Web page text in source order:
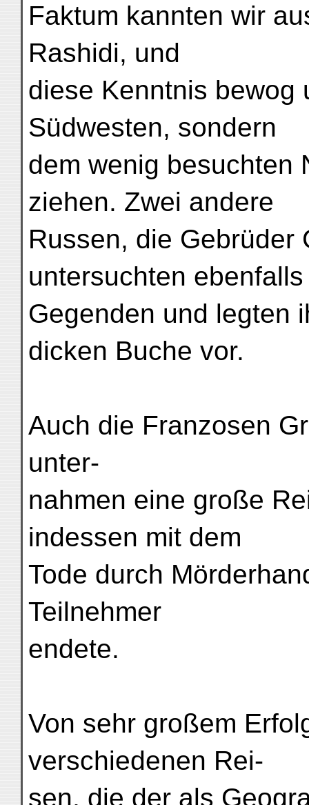
Faktum kannten wir
Rashidi, und
diese Kenntnis bewog
Südwesten, sondern
dem wenig besuchten
ziehen. Zwei andere
Russen, die Gebrüder
untersuchten
Gegenden und legten
dicken Buche vor.
Auch die Franzosen
unter-
nahmen eine große
indessen mit dem
Tode durch
Teilnehmer
endete.
Von sehr großem
verschiedenen Rei-
sen, die der als